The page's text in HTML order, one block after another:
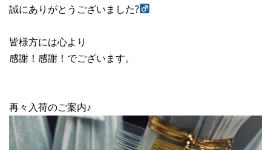
誠にありがとうございました?‍
皆様方には心より
感謝！感謝！でございます。
再々入荷のご案内♪